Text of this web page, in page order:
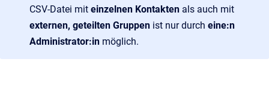
CSV-Datei mit einzelnen Kontakten als auch mit
externen, geteilten Gruppen ist nur durch eine:n
Administrator:in möglich.